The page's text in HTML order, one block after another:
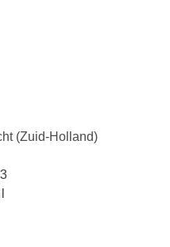
(Zuid-Holland)